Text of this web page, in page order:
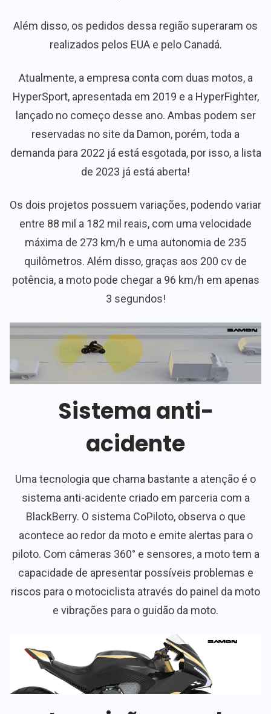
Além disso, os pedidos dessa região superaram os
realizados pelos EUA e pelo Canadá.
Atualmente, a empresa conta com duas motos, a
HyperSport, apresentada em 2019 e a HyperFighter,
lançado no começo desse ano. Ambas podem ser
reservadas no site da Damon, porém, toda a
demanda para 2022 já está esgotada, por isso, a lista
de 2023 já está aberta!
Os dois projetos possuem variações, podendo variar
entre 88 mil a 182 mil reais, com uma velocidade
máxima de 273 km/h e uma autonomia de 235
quilômetros. Além disso, graças aos 200 cv de
potência, a moto pode chegar a 96 km/h em apenas
3 segundos!
Sistema anti-
acidente
Uma tecnologia que chama bastante a atenção é o
sistema anti-acidente criado em parceria com a
BlackBerry. O sistema CoPiloto, observa o que
acontece ao redor da moto e emite alertas para o
piloto. Com câmeras 360° e sensores, a moto tem a
capacidade de apresentar possíveis problemas e
riscos para o motociclista através do painel da moto
e vibrações para o guidão da moto.